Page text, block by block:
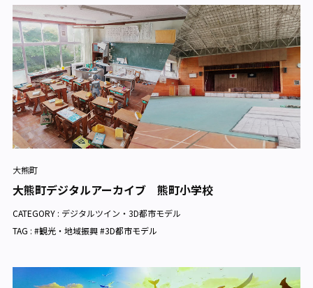
大熊町
大熊町デジタルアーカイブ 熊町小学校
CATEGORY : デジタルツイン・3D都市モデル
TAG : #観光・地域振興 #3D都市モデル